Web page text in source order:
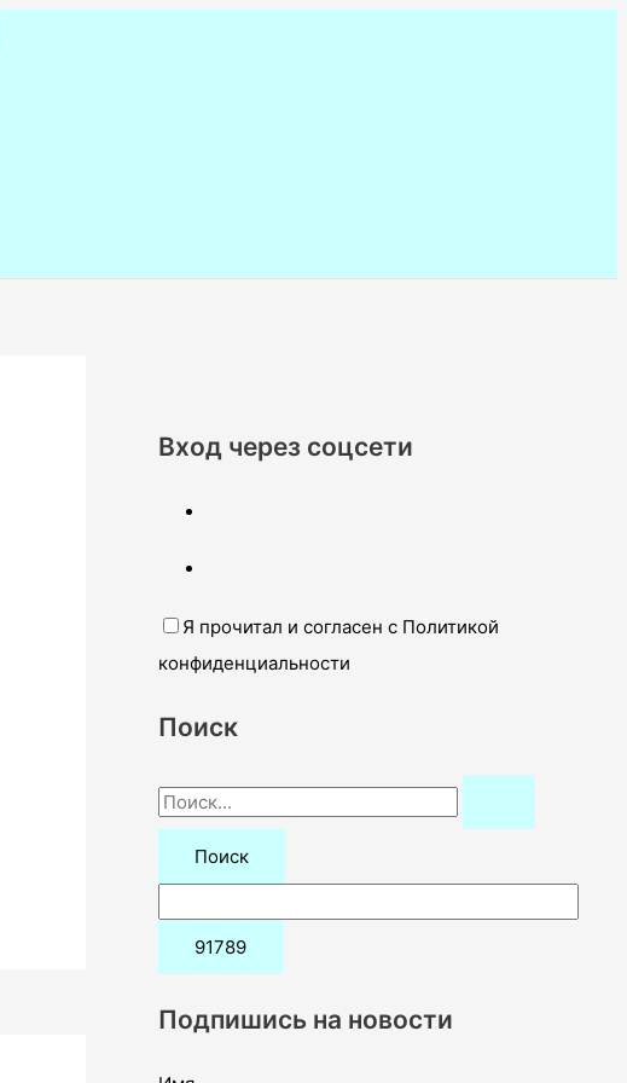
Вход через соцсети
Я прочитал и согласен с Политикой
конфиденциальности
Поиск
П
о
:
Подпишись на новости